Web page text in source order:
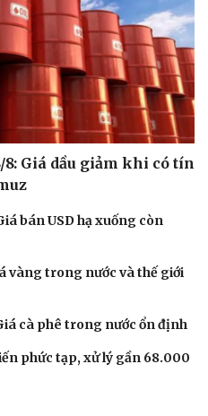
Giải trí
Giá dầu giảm khi có tín
bán USD hạ xuống còn
vàng trong nước và thế giới
cà phê trong nước ổn định
phức tạp, xử lý gần 68.000